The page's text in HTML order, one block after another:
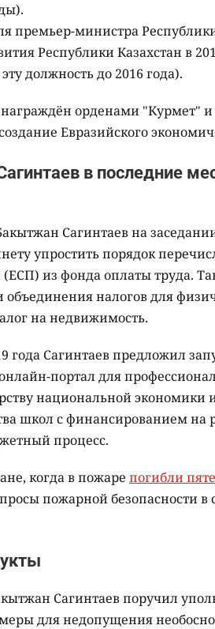
премьер-министра
Республики Казахстан в
должность до 2016 года).
орденами "Курмет" и
Евразийского
в последние
Сагинтаев на
упростить порядок
(ЕСП) из фонда оплаты труда.
объединения налогов для
на недвижимость.
года Сагинтаев предложил
портал для
национальной экономики
школ с финансированием на
процесс.
когда в пожаре погибли
пожарной безопасности в
Сагинтаев поручил
для недопущения